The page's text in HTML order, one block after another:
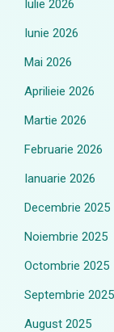
Iulie 2026
Iunie 2026
Mai 2026
Aprilieie 2026
Martie 2026
Februarie 2026
Ianuarie 2026
Decembrie 2025
Noiembrie 2025
Octombrie 2025
Septembrie 2025
August 2025